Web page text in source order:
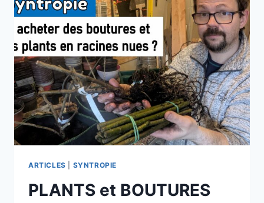
SUBSTRAT,
MATÉRIEL
DE
JARDINAGE
–
ÇA
VAUT
QUOI
?
ARTICLES SYNTROPIE
PLANTS et BOUTURES